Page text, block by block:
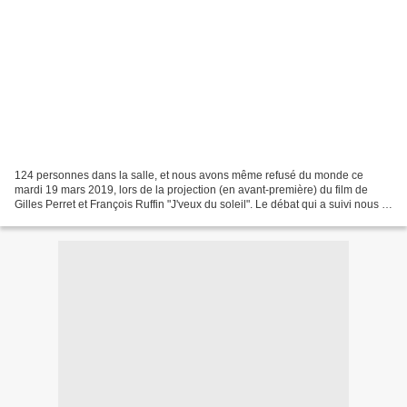
124 personnes dans la salle, et nous avons même refusé du monde ce
mardi 19 mars 2019, lors de la projection (en avant-première) du film de
Gilles Perret et François Ruffin "J'veux du soleil". Le débat qui a suivi nous a